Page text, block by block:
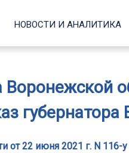
НОВОСТИ И АНАЛИТИКА
Воронежской
от 22 июня 2021 г. N